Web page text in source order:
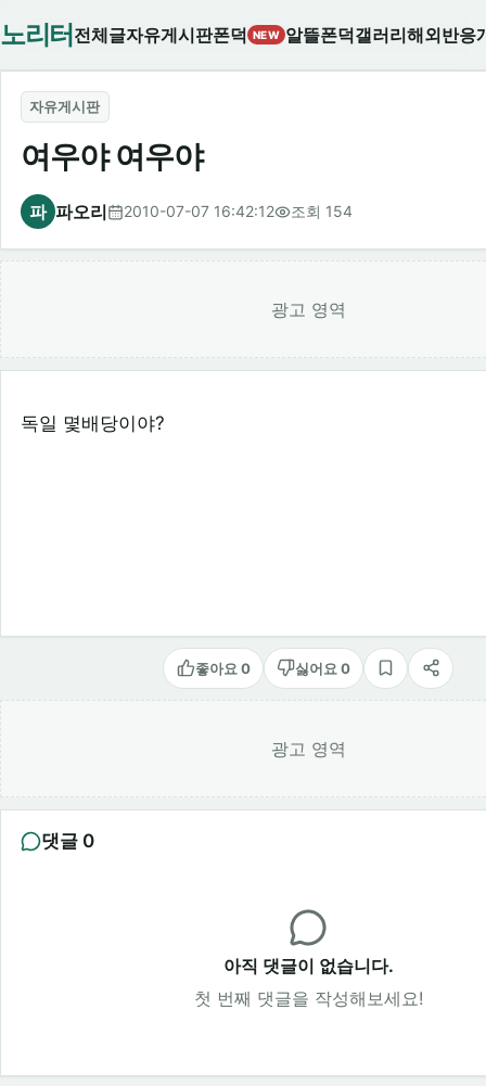
노리터 전체글자유게시판폰덕 NEW 알뜰폰덕갤러리해외반응
자유게시판
여우야 여우야
파 파오리 2010-07-07 16:42:12 조회 154
광고 영역
독일 몇배당이야?
좋아요 0 싫어요 0
스크랩공유
광고 영역
댓글 0
아직 댓글이 없습니다.
첫 번째 댓글을 작성해보세요!